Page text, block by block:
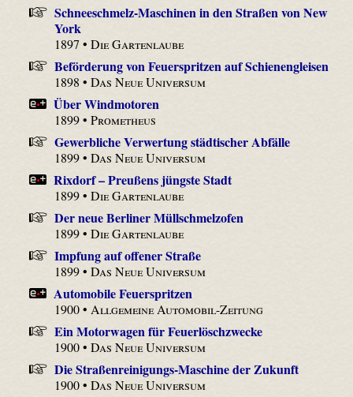
Schneeschmelz-Maschinen in den Straßen von New
York
1897 •Die Gartenlaube
Beförderung von Feuerspritzen auf Schienengleisen
1898 •Das Neue Universum
Über Windmotoren
1899 •Prometheus
Gewerbliche Verwertung städtischer Abfälle
1899 •Das Neue Universum
Rixdorf – Preußens jüngste Stadt
1899 •Die Gartenlaube
Der neue Berliner Müllschmelzofen
1899 •Die Gartenlaube
Impfung auf offener Straße
1899 •Das Neue Universum
Automobile Feuerspritzen
1900 • Allgemeine Automobil-Zeitung
Ein Motorwagen für Feuerlöschzwecke
1900 •Das Neue Universum
Die Straßenreinigungs-Maschine der Zukunft
1900 •Das Neue Universum